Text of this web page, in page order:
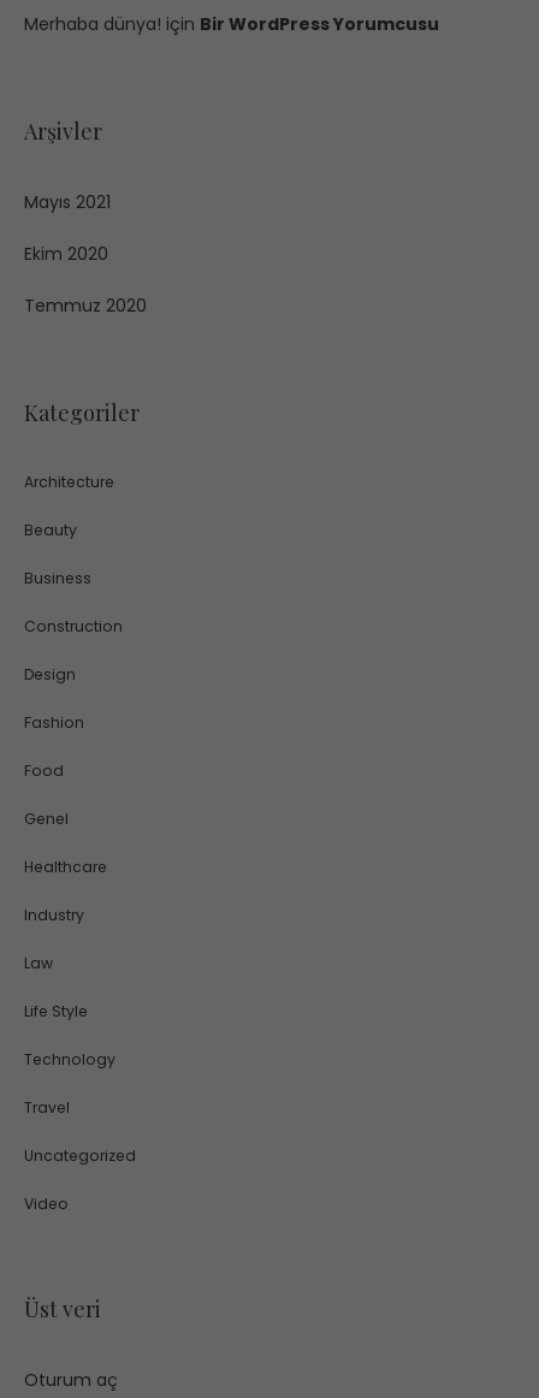
Merhaba dünya! için Bir WordPress Yorumcusu
Arşivler
Mayıs 2021
Ekim 2020
Temmuz 2020
Kategoriler
Architecture
Beauty
Business
Construction
Design
Fashion
Food
Genel
Healthcare
Industry
Law
Life Style
Technology
Travel
Uncategorized
Video
Üst veri
Oturum aç